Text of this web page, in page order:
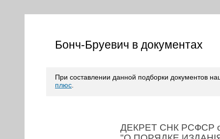
Бонч-Бруевич в документах
При составлении данной подборки документов
плюс
ДЕКРЕТ СНК РСФСР